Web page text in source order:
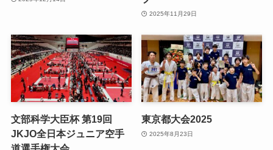
2025年11月29日
文部科学大臣杯 第19回
JKJO全日本ジュニア空手
東京都大会2025
2025年8月23日